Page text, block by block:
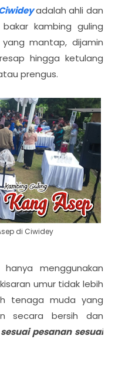
adalah ahli dan
kambing guling
mantap, dijamin
hingga ketulang
prengus.
di Ciwidey
menggunakan
umur tidak lebih
tenaga muda yang
secara bersih dan
pesanan sesuai